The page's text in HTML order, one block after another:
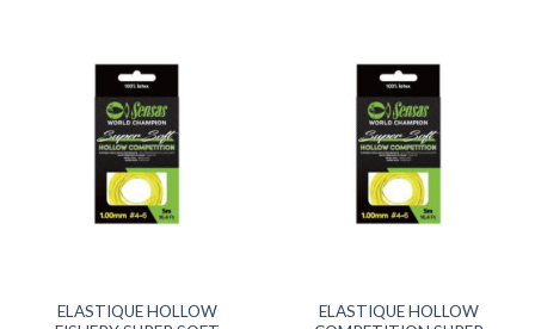
ELASTIQUE HOLLOW
ELASTIQUE HOLLOW